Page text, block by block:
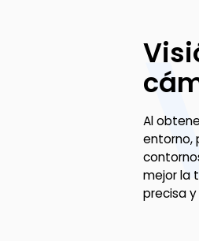
Al
entorno,
mejor la
precisa